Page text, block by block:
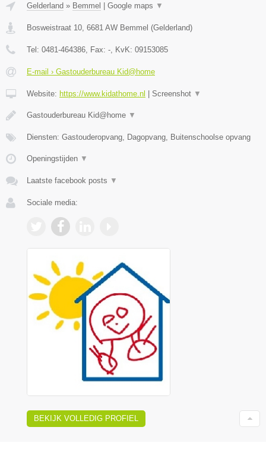
Gelderland » Bemmel | Google maps ▼
Bosweistraat 10 6681 AW Bemmel (Gelderland)
Tel: 0481-464386 , Fax: - , KvK: 09153085
E-mail › Gastouderbureau Kid@home
Website: https://www.kidathome.nl | Screenshot ▼
Gastouderbureau Kid@home ▼
Diensten: Gastouderopvang, Dagopvang, Buitenschoolse opvang
Openingstijden ▼
Laatste facebook posts ▼
Sociale media:
BEKIJK VOLLEDIG PROFIEL